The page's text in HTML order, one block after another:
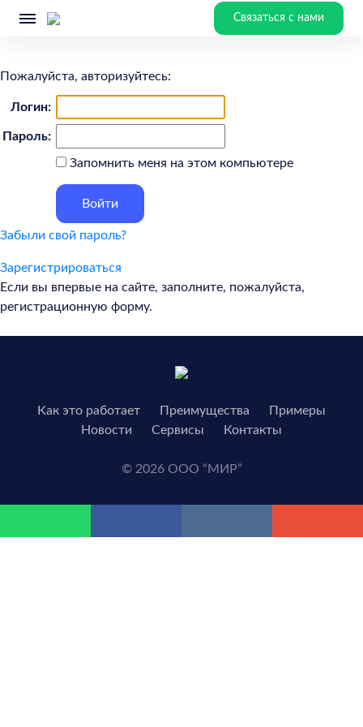
Связаться с нами
Пожалуйста, авторизуйтесь:
Логин:
Пароль:
Запомнить меня на этом компьютере
Забыли свой пароль?
Зарегистрироваться
Если вы впервые на сайте, заполните, пожалуйста,
регистрационную форму.
Как это работает Преимущества
Примеры
Новости
Сервисы Контакты
© 2026 ООО “МИР”